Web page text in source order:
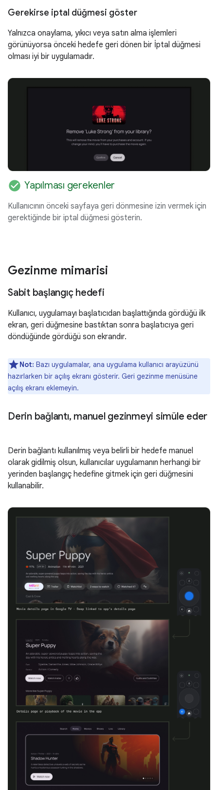
Gerekirse iptal düğmesi göster
Yalnızca onaylama, yıkıcı veya satın alma işlemleri
görünüyorsa önceki hedefe geri dönen bir İptal düğmesi
olması iyi bir uygulamadır.
check_circle Yapılması gerekenler
Kullanıcının önceki sayfaya geri dönmesine izin vermek için
gerektiğinde bir iptal düğmesi gösterin.
Gezinme mimarisi
Sabit başlangıç hedefi
Kullanıcı, uygulamayı başlatıcıdan başlattığında gördüğü ilk
ekran, geri düğmesine bastıktan sonra başlatıcıya geri
döndüğünde gördüğü son ekrandır.
Not: Bazı uygulamalar, ana uygulama kullanıcı arayüzünü
hazırlarken bir açılış ekranı gösterir. Geri gezinme menüsüne
açılış ekranı eklemeyin.
Derin bağlantı, manuel gezinmeyi simüle eder
Derin bağlantı kullanılmış veya belirli bir hedefe manuel
olarak gidilmiş olsun, kullanıcılar uygulamanın herhangi bir
yerinden başlangıç hedefine gitmek için geri düğmesini
kullanabilir.